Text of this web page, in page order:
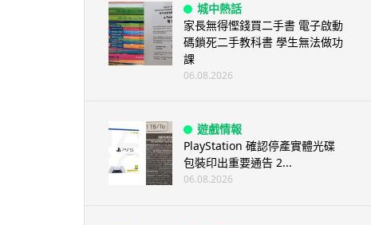
城中熱話
家長無得慳錢買二手書 電子啟動
碼鎖死二手教科書 學生無法做功
課
06.08.2026
遊戲情報
PlayStation 確認停產實體光碟
包裝印出重要通告 2...
06.08.2026